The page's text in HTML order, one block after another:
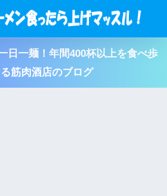
日一麺！年間400杯以上を食べ歩
筋肉酒店のブログ